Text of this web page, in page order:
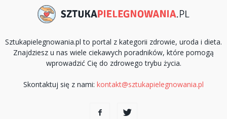
Sztukapielegnowania.pl to portal z kategorii zdrowie, uroda i dieta.
Znajdziesz u nas wiele ciekawych poradników, które pomogą
wprowadzić Cię do zdrowego trybu życia.
Skontaktuj się z nami: kontakt@sztukapielegnowania.pl